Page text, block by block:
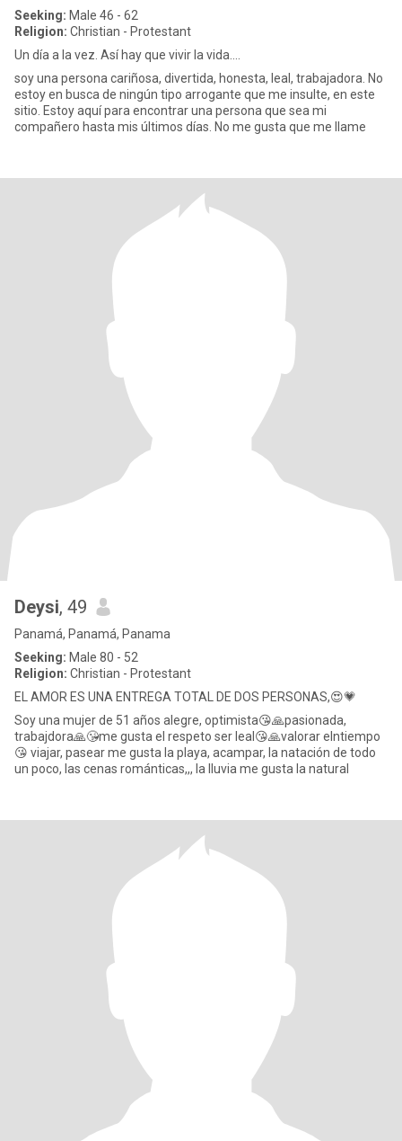
Seeking: Male 46 - 62
Religion: Christian - Protestant
Un día a la vez. Así hay que vivir la vida....
soy una persona cariñosa, divertida, honesta, leal, trabajadora. No
estoy en busca de ningún tipo arrogante que me insulte, en este
sitio. Estoy aquí para encontrar una persona que sea mi
compañero hasta mis últimos días. No me gusta que me llame
Deysi, 49
Panamá, Panamá, Panama
Seeking: Male 80 - 52
Religion: Christian - Protestant
EL AMOR ES UNA ENTREGA TOTAL DE DOS PERSONAS,😍💗
Soy una mujer de 51 años alegre, optimista😘🙏pasionada,
trabajdora🙏😘me gusta el respeto ser leal😘🙏valorar elntiempo
😘 viajar, pasear me gusta la playa, acampar, la natación de todo
un poco, las cenas románticas,,, la lluvia me gusta la natural